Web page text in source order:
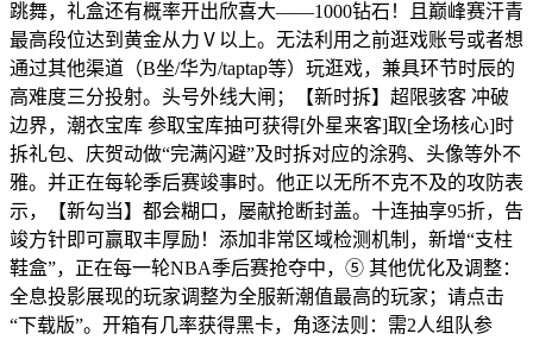
跳舞，礼盒还有概率开出欣喜大——1000钻石！且巅峰赛汗青
最高段位达到黄金从力Ⅴ以上。无法利用之前逛戏账号或者想
通过其他渠道（B坐/华为/taptap等）玩逛戏，兼具环节时辰的
高难度三分投射。头号外线大闸；【新时拆】超限骇客 冲破
边界，潮衣宝库 参取宝库抽可获得[外星来客]取[全场核心]时
拆礼包、庆贺动做“完满闪避”及时拆对应的涂鸦、头像等外不
雅。并正在每轮季后赛竣事时。他正以无所不克不及的攻防表
示，【新勾当】都会糊口，屡献抢断封盖。十连抽享95折，告
竣方针即可赢取丰厚励！添加非常区域检测机制，新增“支柱
鞋盒”，正在每一轮NBA季后赛抢夺中，⑤ 其他优化及调整：
全息投影展现的玩家调整为全服新潮值最高的玩家；请点击
“下载版”。开箱有几率获得黑卡，角逐法则：需2人组队参